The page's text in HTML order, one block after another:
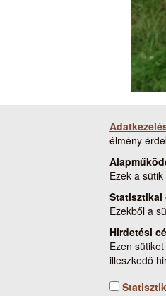
élmény
Ezek a
Ezekből a
Hirdetési
Ezen
illeszkedő